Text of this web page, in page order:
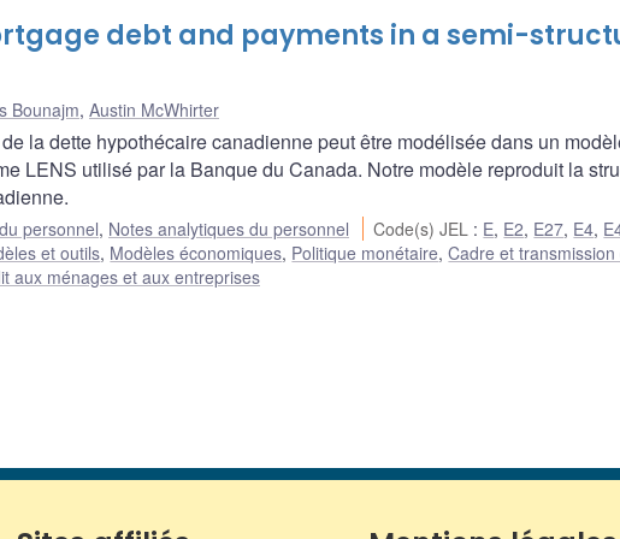
debt and payments in a semi-
Bounajm, Austin McWhirter
la dette hypothécaire canadienne peut être modélisée dans un
LENS utilisé par la Banque du Canada. Notre modèle reproduit la
personnel, Notes analytiques du personnel Code(s) JEL : E, E2, E27, E4,
et outils, Modèles économiques, Politique monétaire,Cadre et transmission
aux ménages et aux entreprises